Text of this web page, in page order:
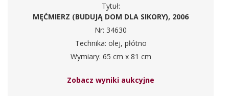
Tytuł:
MĘĆMIERZ (BUDUJĄ DOM DLA SIKORY), 2006
Nr: 34630
Technika: olej, płótno
Wymiary: 65 cm x 81 cm
Zobacz wyniki aukcyjne